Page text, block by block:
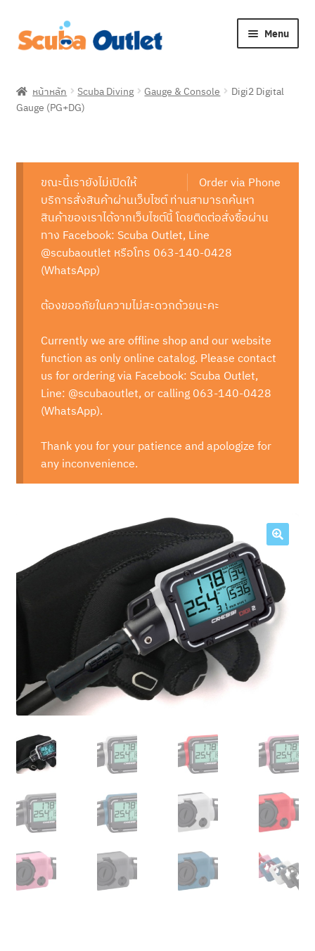
to
to
Menu
child
Freediving
child
menu
Brands
About Us
หน้าหลัก Scuba Diving Gauge & Console
Digi2 Digital
Gauge (PG+DG)
Order via Phone
ขณะนี้เรายังไม่เปิดให้
บริการสั่งสินค้าผ่านเว็บไซต์ ท่านสามารถค้นหา
สินค้าของเราได้จากเว็บไซต์นี้ โดยติดต่อสั่งซื้อผ่าน
ทาง Facebook: Scuba Outlet, Line
@scubaoutlet หรือโทร 063-140-0428
(WhatsApp)
ต้องขออภัยในความไม่สะดวกด้วยนะคะ
Currently we are offline shop and our website
function as only online catalog. Please contact
us for ordering via Facebook: Scuba Outlet,
Line: @scubaoutlet, or calling 063-140-0428
(WhatsApp).
Thank you for your patience and apologize for
any inconvenience.